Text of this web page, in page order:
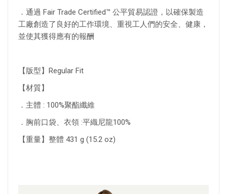
．通過 Fair Trade Certified™ 公平貿易認證，以確保製造
工廠創造了良好的工作環境、重視工人們的安全、健康，
並使其獲得應有的報酬
【版型】Regular Fit
【材質】
．主體 : 100%聚酯纖維
．胸前口袋、衣領 :平織尼龍100%
【重量】整體 431 g (15.2 oz)